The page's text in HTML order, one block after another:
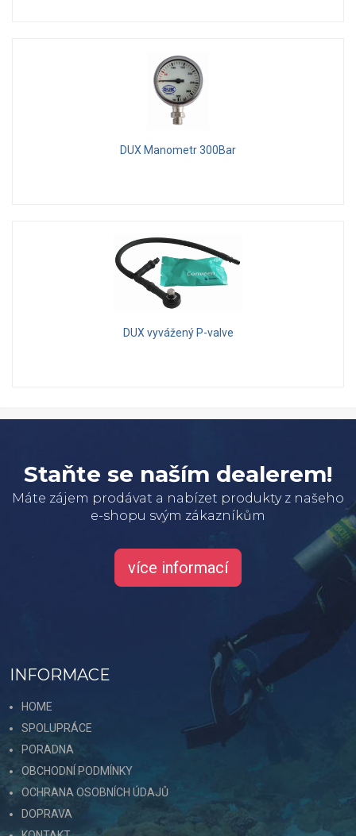
DUX Manometr 300Bar
DUX vyvážený P-valve
Staňte se naším dealerem!
Máte zájem prodávat a nabízet produkty z našeho
e-shopu svým zákazníkům
více informací
INFORMACE
HOME
SPOLUPRÁCE
PORADNA
OBCHODNÍ PODMÍNKY
OCHRANA OSOBNÍCH ÚDAJŮ
DOPRAVA